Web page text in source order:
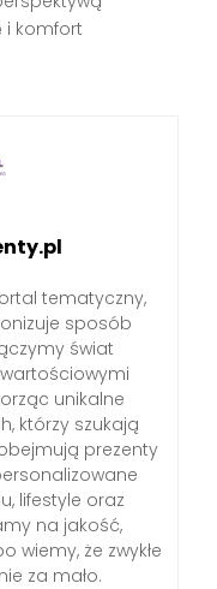
i komfort
tematyczny,
sposób
świat
unikalne
którzy szukają
prezenty
lifestyle oraz
na jakość,
wiemy, że zwykłe
za mało.